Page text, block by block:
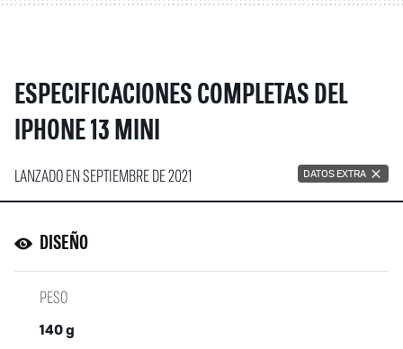
ESPECIFICACIONES COMPLETAS DEL
IPHONE 13 MINI
LANZADO EN SEPTIEMBRE DE 2021 DATOS EXTRA
DISEÑO
PESO
140 g